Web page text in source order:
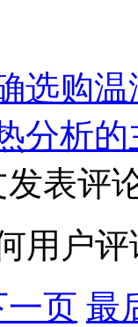
选购
分析
发表评
用户评
一页 最